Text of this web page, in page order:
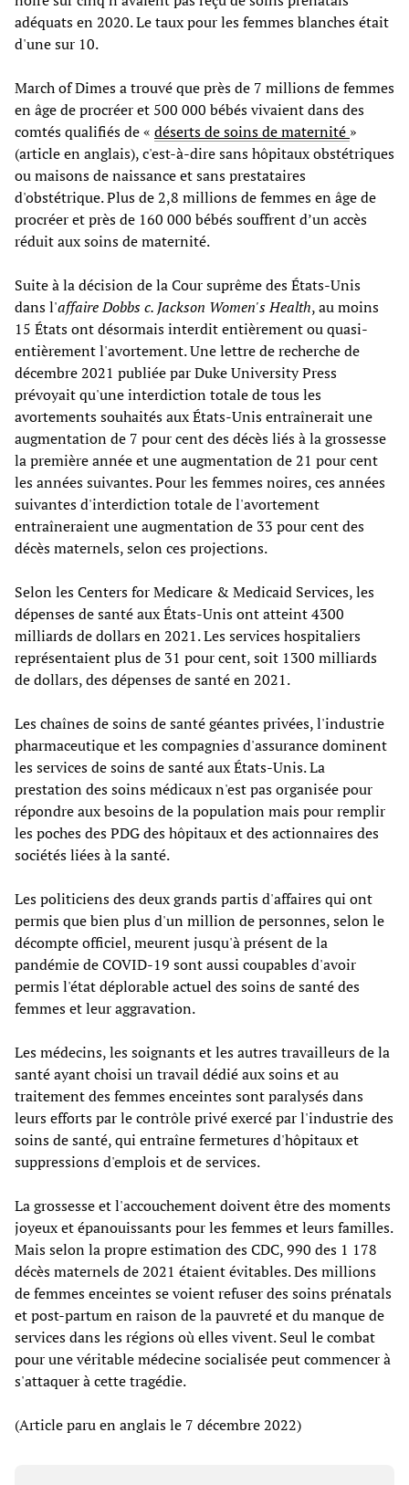
adéquats en 2020. Le taux pour les femmes blanches était
d'une sur 10.
March of Dimes a trouvé que près de 7 millions de femmes
en âge de procréer et 500 000 bébés vivaient dans des
comtés qualifiés de « déserts de soins de maternité »
(article en anglais), c'est-à-dire sans hôpitaux obstétriques
ou maisons de naissance et sans prestataires
d'obstétrique. Plus de 2,8 millions de femmes en âge de
procréer et près de 160 000 bébés souffrent d’un accès
réduit aux soins de maternité.
Suite à la décision de la Cour suprême des États-Unis
dans l'affaire Dobbs c. Jackson Women's Health, au moins
15 États ont désormais interdit entièrement ou quasi-
entièrement l'avortement. Une lettre de recherche de
décembre 2021 publiée par Duke University Press
prévoyait qu'une interdiction totale de tous les
avortements souhaités aux États-Unis entraînerait une
augmentation de 7 pour cent des décès liés à la grossesse
la première année et une augmentation de 21 pour cent
les années suivantes. Pour les femmes noires, ces années
suivantes d'interdiction totale de l'avortement
entraîneraient une augmentation de 33 pour cent des
décès maternels, selon ces projections.
Selon les Centers for Medicare & Medicaid Services, les
dépenses de santé aux États-Unis ont atteint 4300
milliards de dollars en 2021. Les services hospitaliers
représentaient plus de 31 pour cent, soit 1300 milliards
de dollars, des dépenses de santé en 2021.
Les chaînes de soins de santé géantes privées, l'industrie
pharmaceutique et les compagnies d'assurance dominent
les services de soins de santé aux États-Unis. La
prestation des soins médicaux n'est pas organisée pour
répondre aux besoins de la population mais pour remplir
les poches des PDG des hôpitaux et des actionnaires des
sociétés liées à la santé.
Les politiciens des deux grands partis d'affaires qui ont
permis que bien plus d'un million de personnes, selon le
décompte officiel, meurent jusqu'à présent de la
pandémie de COVID-19 sont aussi coupables d'avoir
permis l'état déplorable actuel des soins de santé des
femmes et leur aggravation.
Les médecins, les soignants et les autres travailleurs de la
santé ayant choisi un travail dédié aux soins et au
traitement des femmes enceintes sont paralysés dans
leurs efforts par le contrôle privé exercé par l'industrie des
soins de santé, qui entraîne fermetures d'hôpitaux et
suppressions d'emplois et de services.
La grossesse et l'accouchement doivent être des moments
joyeux et épanouissants pour les femmes et leurs familles.
Mais selon la propre estimation des CDC, 990 des 1 178
décès maternels de 2021 étaient évitables. Des millions
de femmes enceintes se voient refuser des soins prénatals
et post-partum en raison de la pauvreté et du manque de
services dans les régions où elles vivent. Seul le combat
pour une véritable médecine socialisée peut commencer à
s'attaquer à cette tragédie.
(Article paru en anglais le 7 décembre 2022)